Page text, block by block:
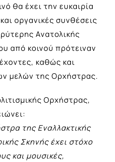
θα έχει την ευκαιρία
οργανικές συνθέσεις
Ανατολικής
από κοινού πρότειναν
καθώς και
μελών της Ορχήστρας.
Ορχήστρας,
της Εναλλακτικής
Σκηνής έχει στόχο
και μουσικές,